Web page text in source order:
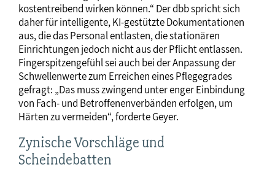
kostentreibend wirken können.“ Der dbb spricht sich
daher für intelligente, KI-gestützte Dokumentationen
aus, die das Personal entlasten, die stationären
Einrichtungen jedoch nicht aus der Pflicht entlassen.
Fingerspitzengefühl sei auch bei der Anpassung der
Schwellenwerte zum Erreichen eines Pflegegrades
gefragt: „Das muss zwingend unter enger Einbindung
von Fach- und Betroffenenverbänden erfolgen, um
Härten zu vermeiden“, forderte Geyer.
Zynische Vorschläge und
Scheindebatten